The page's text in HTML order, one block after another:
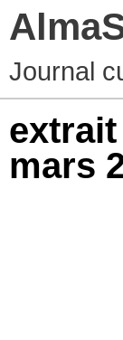
Journal
mars